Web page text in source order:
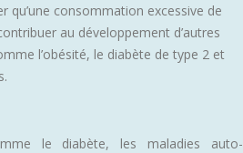
qu’une consommation excessive de
au développement d’autres
l’obésité, le diabète de type 2 et
le diabète, les maladies auto-